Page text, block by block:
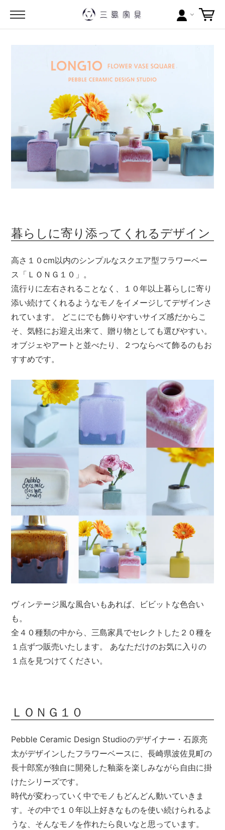
カテゴリー
ブランドから探す
当店について
お買い物ガイド
ポイントについて
配送料について
メールマガジン
Instagram
Facebook
暮らしに寄り添ってくれるデザイン
高さ１０cm以内のシンプルなスクエア型フラワーベー
ス「ＬＯＮＧ１０」。
流行りに左右されることなく、１０年以上暮らしに寄り
添い続けてくれるようなモノをイメージしてデザインさ
れています。 どこにでも飾りやすいサイズ感だからこ
そ、気軽にお迎え出来て、贈り物としても選びやすい。
オブジェやアートと並べたり、２つならべて飾るのもお
すすめです。
ヴィンテージ風な風合いもあれば、ビビットな色合い
も。
全４０種類の中から、三島家具でセレクトした２０種を
１点ずつ販売いたします。 あなただけのお気に入りの
１点を見つけてください。
ＬＯＮＧ１０
Pebble Ceramic Design Studioのデザイナー・石原亮
太がデザインしたフラワーベースに、長崎県波佐見町の
長十郎窯が独自に開発した釉薬を楽しみながら自由に掛
けたシリーズです。
時代が変わっていく中でモノもどんどん動いていきま
す。その中で１０年以上好きなものを使い続けられるよ
うな、そんなモノを作れたら良いなと思っています。